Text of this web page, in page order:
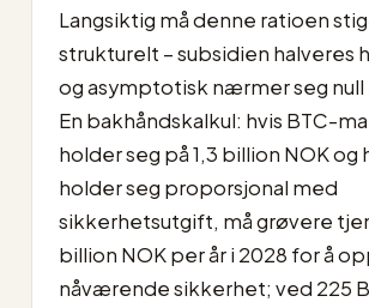
Langsiktig må denne ratioen
strukturelt – subsidien halveres
og asymptotisk nærmer seg null
En bakhåndskalkul: hvis BTC-
holder seg på 1,3 billion NOK og
holder seg proporsjonal med
sikkerhetsutgift, må grøvere
billion NOK per år i 2028 for å
nåværende sikkerhet; ved 225